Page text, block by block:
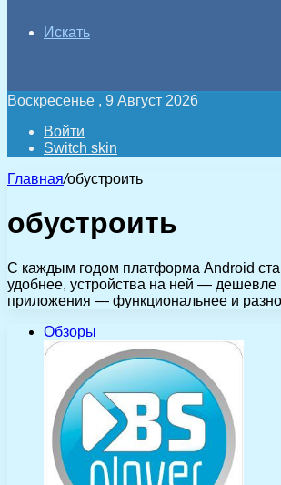
Искать
Воскресенье , 9 Август 2026
Войти
Switch skin
Главная/обустроить
обустроить
С каждым годом платформа Android
удобнее, устройства на ней — дешевле
приложения — функциональнее и
Обзоры